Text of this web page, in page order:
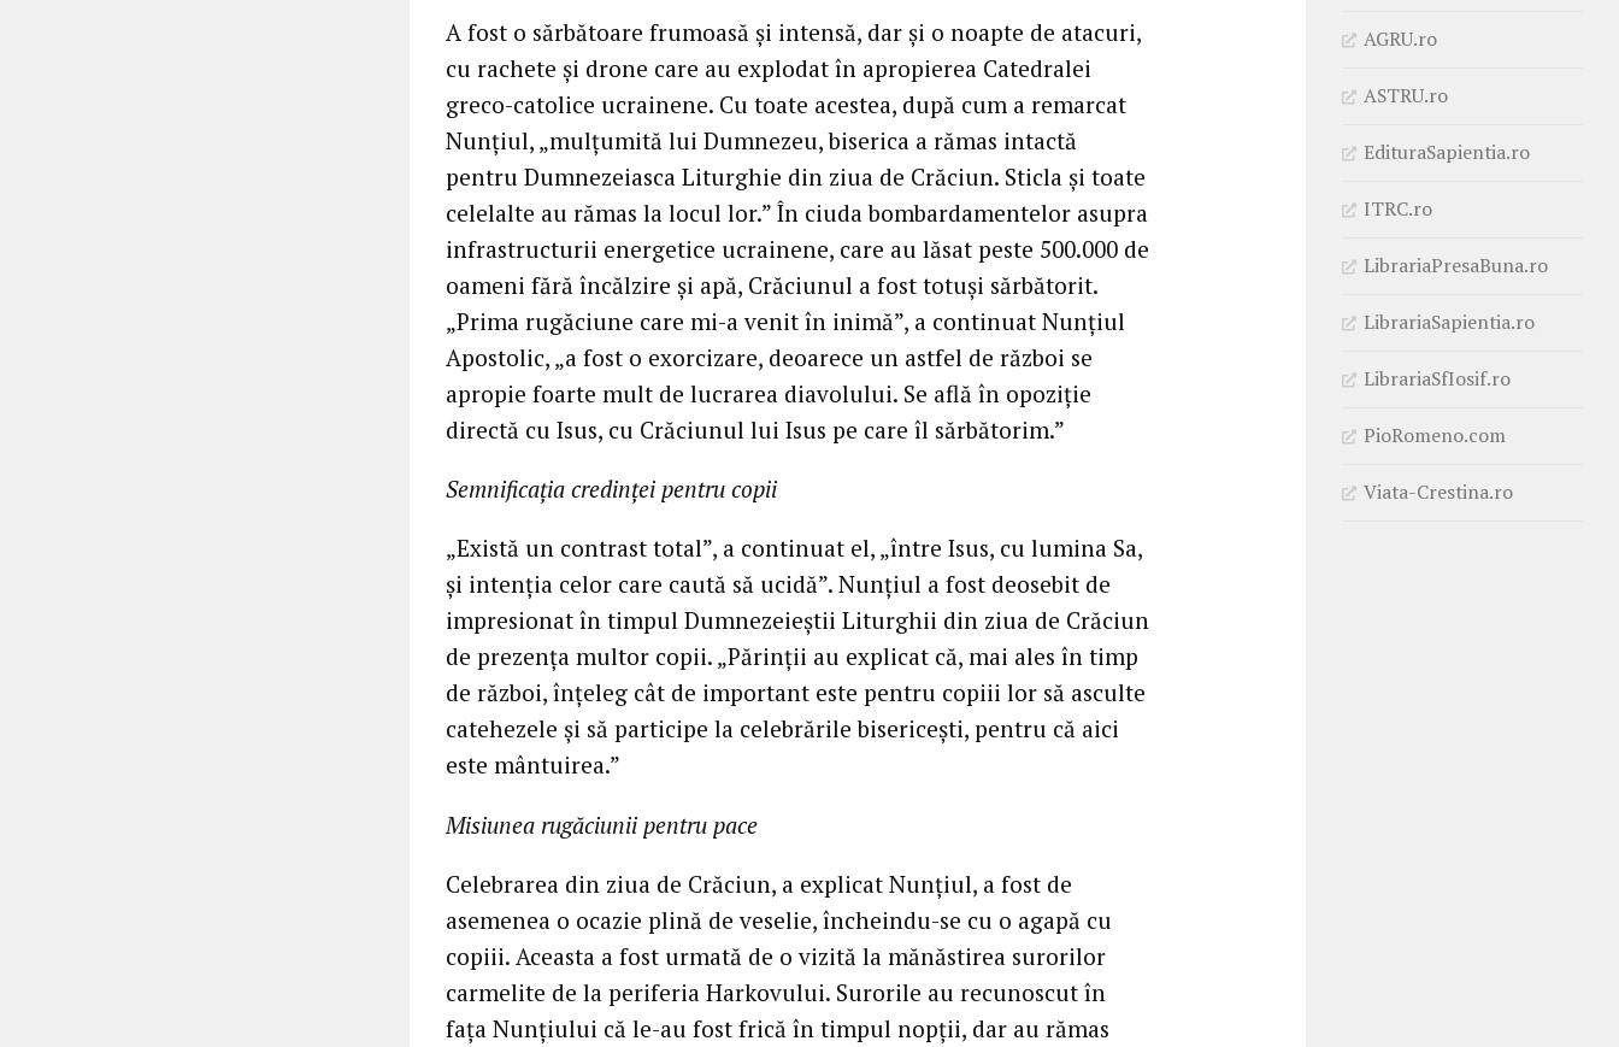
A fost o sărbătoare frumoasă și intensă, dar și o noapte de atacuri,
cu rachete și drone care au explodat în apropierea Catedralei
greco-catolice ucrainene. Cu toate acestea, după cum a remarcat
Nunțiul, „mulțumită lui Dumnezeu, biserica a rămas intactă
pentru Dumnezeiasca Liturghie din ziua de Crăciun. Sticla și toate
celelalte au rămas la locul lor.” În ciuda bombardamentelor asupra
infrastructurii energetice ucrainene, care au lăsat peste 500.000 de
oameni fără încălzire și apă, Crăciunul a fost totuși sărbătorit.
„Prima rugăciune care mi-a venit în inimă”, a continuat Nunțiul
Apostolic, „a fost o exorcizare, deoarece un astfel de război se
apropie foarte mult de lucrarea diavolului. Se află în opoziție
directă cu Isus, cu Crăciunul lui Isus pe care îl sărbătorim.”
Semnificația credinței pentru copii
„Există un contrast total”, a continuat el, „între Isus, cu lumina Sa,
și intenția celor care caută să ucidă”. Nunțiul a fost deosebit de
impresionat în timpul Dumnezeieștii Liturghii din ziua de Crăciun
de prezența multor copii. „Părinții au explicat că, mai ales în timp
de război, înțeleg cât de important este pentru copiii lor să asculte
catehezele și să participe la celebrările bisericești, pentru că aici
este mântuirea.”
Misiunea rugăciunii pentru pace
Celebrarea din ziua de Crăciun, a explicat Nunțiul, a fost de
asemenea o ocazie plină de veselie, încheindu-se cu o agapă cu
copiii. Aceasta a fost urmată de o vizită la mănăstirea surorilor
carmelite de la periferia Harkovului. Surorile au recunoscut în
fața Nunțiului că le-au fost frică în timpul nopții, dar au rămas
AGRU.ro
ASTRU.ro
EdituraSapientia.ro
ITRC.ro
LibrariaPresaBuna.ro
LibrariaSapientia.ro
LibrariaSfIosif.ro
PioRomeno.com
Viata-Crestina.ro